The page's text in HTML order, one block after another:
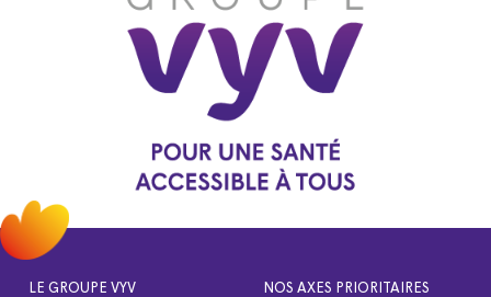
LE GROUPE VYV NOS AXES PRIORITAIRES